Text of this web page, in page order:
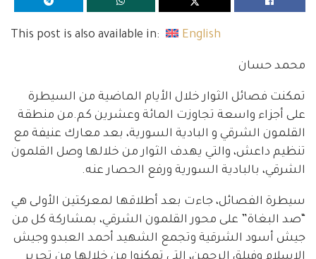
This post is also available in: English
محمد حسان
تمكنت فصائل الثوار خلال الأيام الماضية من السيطرة
على أجزاء واسعة تجاوزت المائة وعشرين كم.من منطقة
القلمون الشرقي و البادية السورية، بعد معارك عنيفة مع
تنظيم داعش، والتي يهدف الثوار من خلالها وصل القلمون
الشرقي، بالبادية السورية ورفع الحصار عنه.
سيطرة الفصائل، جاءت بعد أطلاقها لمعركتين الأولى هي
“صد البغاة” على محور القلمون الشرقي، بمشاركة كل من
جيش أسود الشرقية وتجمع الشهيد أحمد العبدو وجيش